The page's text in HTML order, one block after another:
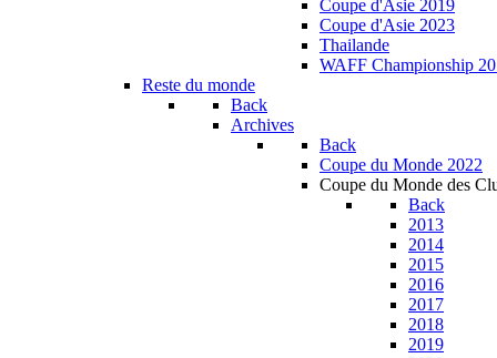
Coupe d'Asie 2019
Coupe d'Asie 2023
Thailande
WAFF Championship
Reste du monde
Back
Archives
Back
Coupe du Monde 2022
Coupe du Monde des
Back
2013
2014
2015
2016
2017
2018
2019